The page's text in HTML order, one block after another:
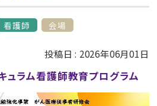
看護師 会場
投稿日 : 2026年06月01日
ュラム看護師教育プログラム